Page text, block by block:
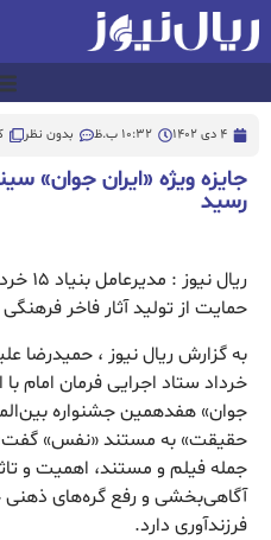
4 دی 1402 10:32 ب.ظ بدون نظر
جایزه ویژه «ایران جوان»
رسید
ریال
حمایت از تولید آثار فاخر
خرداد ستاد اجرایی فرمان امام با
جوان» هفدهمین جشنواره
حقیقت» به مستند «نفس» گفت:
جمله فیلم و مستند، اهمیت و
آگاهی‌بخشی و رفع گره‌های
فرزندآوری دارد.